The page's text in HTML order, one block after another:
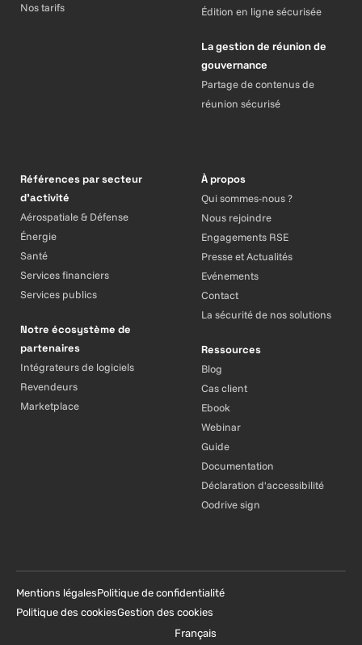
Nos tarifs
Édition en ligne sécurisée
La gestion de réunion de
gouvernance
Partage de contenus de
réunion sécurisé
Références par secteur
d’activité
Aérospatiale & Défense
Énergie
Santé
Services financiers
Services publics
Notre écosystème de
partenaires
Intégrateurs de logiciels
Revendeurs
Marketplace
À propos
Qui sommes-nous ?
Nous rejoindre
Engagements RSE
Presse et Actualités
Evénements
Contact
La sécurité de nos solutions
Ressources
Blog
Cas client
Ebook
Webinar
Guide
Documentation
Déclaration d'accessibilité
Oodrive sign
Mentions légalesPolitique de confidentialité
Politique des cookiesGestion des cookies
Français